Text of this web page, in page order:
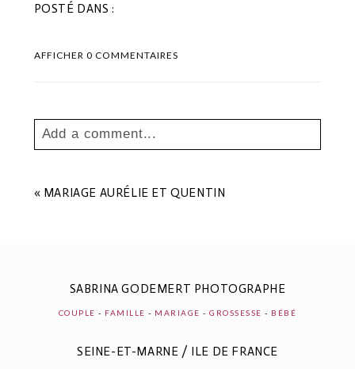
POSTÉ DANS :
AFFICHER0 COMMENTAIRES
Add a comment...
Les champs marqués sont requis *
POST COMMENT
« MARIAGE AURÉLIE ET QUENTIN
SABRINA GODEMERT PHOTOGRAPHE
COUPLE - FAMILLE - MARIAGE -GROSSESSE - BÉBÉ
SEINE-ET-MARNE / ILE DE FRANCE